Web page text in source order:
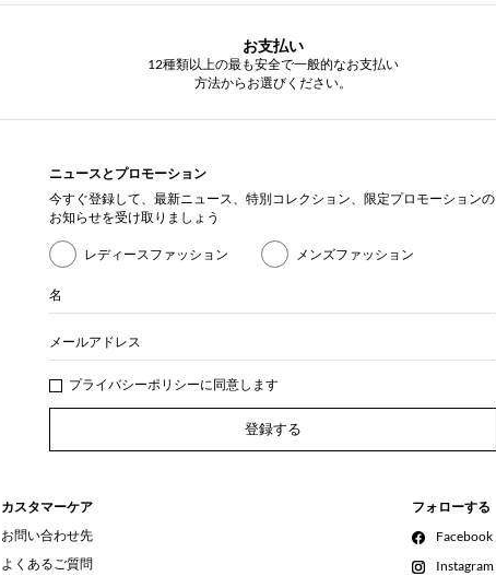
お支払い
12種類以上の最も安全で一般的なお支払い
方法からお選びください。
ニュースとプロモーション
今すぐ登録して、最新ニュース、特別コレクション、限定プロモーションの
お知らせを受け取りましょう
レディースファッション メンズファッション
名
メールアドレス
プライバシーポリシーに同意します
登録する
カスタマーケア
お問い合わせ先
よくあるご質問
フォローする
Facebook
Instagram